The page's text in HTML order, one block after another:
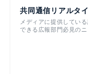
共同通信リアルタ
メディアに提供してい
できる広報部門必見の